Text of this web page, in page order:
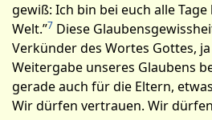
gewiß: Ich bin bei euch alle
Welt­.”7 Diese
Verkünder des Wortes Gottes,
Weitergabe unseres Glaubens
gerade auch für die Eltern,
Wir dürfen vertrauen. Wir